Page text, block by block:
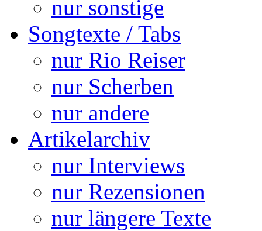
nur sonstige
Songtexte / Tabs
nur Rio Reiser
nur Scherben
nur andere
Artikelarchiv
nur Interviews
nur Rezensionen
nur längere Texte